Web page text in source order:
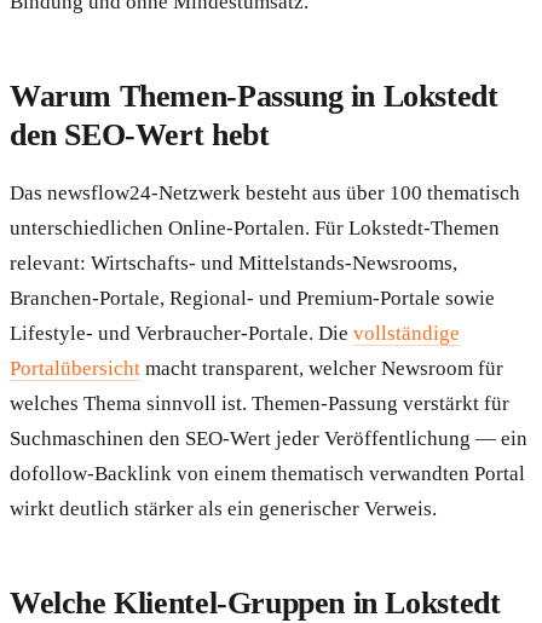
Warum Themen-Passung in Lokstedt
den SEO-Wert hebt
Das newsflow24-Netzwerk besteht aus über 100 thematisch
unterschiedlichen Online-Portalen. Für Lokstedt-Themen
relevant: Wirtschafts- und Mittelstands-Newsrooms,
Branchen-Portale, Regional- und Premium-Portale sowie
Lifestyle- und Verbraucher-Portale. Die vollständige
Portalübersicht macht transparent, welcher Newsroom für
welches Thema sinnvoll ist. Themen-Passung verstärkt für
Suchmaschinen den SEO-Wert jeder Veröffentlichung — ein
dofollow-Backlink von einem thematisch verwandten Portal
wirkt deutlich stärker als ein generischer Verweis.
Welche Klientel-Gruppen in Lokstedt